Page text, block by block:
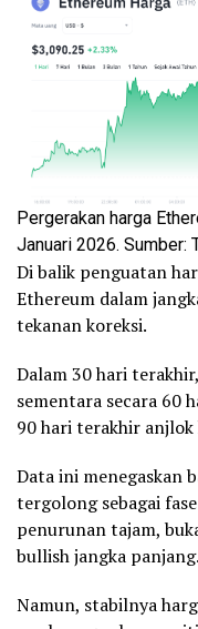
Pergerakan harga
Januari 2026. Sumber:
Di balik penguatan
Ethereum dalam
tekanan koreksi.
Dalam 30 hari
sementara secara 60
90 hari terakhir anjlok
Data ini menegaskan
tergolong sebagai
penurunan tajam,
bullish jangka panjang.
Namun, stabilnya